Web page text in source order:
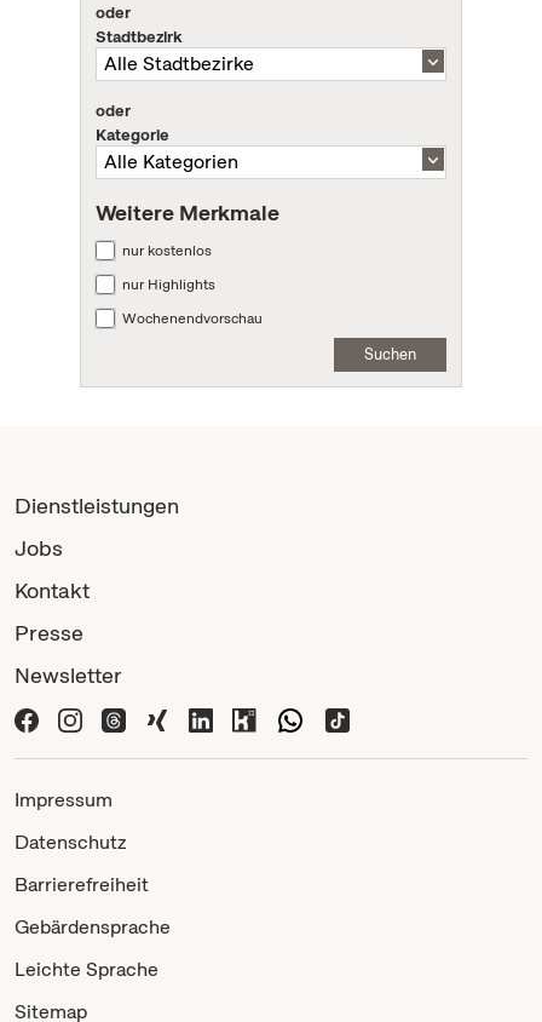
oder
Stadtbezirk
oder
Kategorie
Weitere Merkmale
nur kostenlos
nur Highlights
Wochenendvorschau
Suchen
Dienstleistungen
Jobs
Kontakt
Presse
Newsletter
Impressum
Datenschutz
Barrierefreiheit
Gebärdensprache
Leichte Sprache
Sitemap